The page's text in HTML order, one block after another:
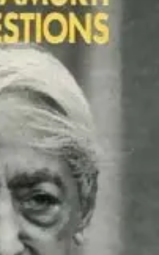
Conseils PratiquesChoisir un